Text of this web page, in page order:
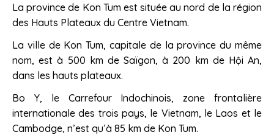
La province de Kon Tum est située au nord de la région
des Hauts Plateaux du Centre Vietnam.
La ville de Kon Tum, capitale de la province du même
nom, est à 500 km de Saïgon, à 200 km de Hội An,
dans les hauts plateaux.
Bo Y, le Carrefour Indochinois, zone frontalière
internationale des trois pays, le Vietnam, le Laos et le
Cambodge, n’est qu’à 85 km de Kon Tum.